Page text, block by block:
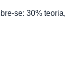
se: 30% teoria,